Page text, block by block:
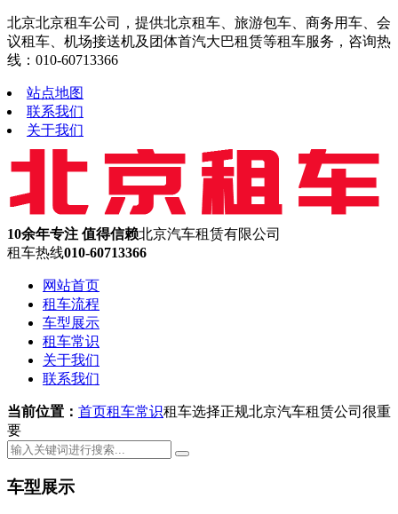
北京北京租车公司，提供北京租车、旅游包车、商务用车、会
议租车、机场接送机及团体首汽大巴租赁等租车服务，咨询热
线：010-60713366
站点地图
联系我们
关于我们
10余年专注 值得信赖北京汽车租赁有限公司
租车热线010-60713366
网站首页
租车流程
车型展示
租车常识
关于我们
联系我们
当前位置： 首页租车常识租车选择正规北京汽车租赁公司很重
要
车型展示